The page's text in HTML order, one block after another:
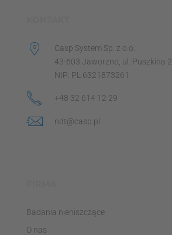
Casp System Sp. z o.o.
43-603 Jaworzno, ul. Puszkina 2
NIP: PL 6321873261
+48 32 614 12 29
ndt@casp.pl
Badania nieniszczące
O nas